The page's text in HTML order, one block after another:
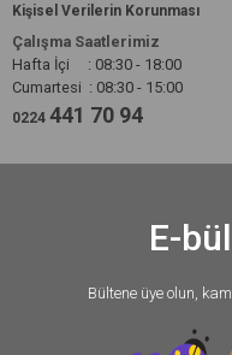
Kişisel Verilerin Korunması
Çalışma Saatlerimiz
Hafta İçi : 08:30 - 18:00
Cumartesi : 08:30 - 15:00
0224 441 70 94
E-
Bültene üye olun,